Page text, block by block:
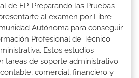
de FP. Preparando las Pruebas
al examen por Libre
Autónoma para conseguir
Profesional de Técnico
Estos estudios
tareas de soporte administrativo
comercial, financiero y